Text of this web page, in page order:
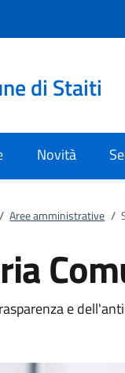
di Staiti
Novità
/ Aree amministrative /
e